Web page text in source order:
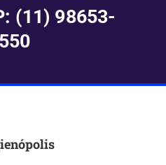
(11) 98653-